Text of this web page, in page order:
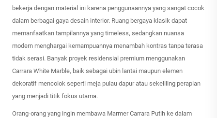
bekerja dengan material ini karena penggunaannya yang sangat cocok
dalam berbagai gaya desain interior. Ruang bergaya klasik dapat
memanfaatkan tampilannya yang timeless, sedangkan nuansa
modern menghargai kemampuannya menambah kontras tanpa terasa
tidak serasi. Banyak proyek residensial premium menggunakan
Carrara White Marble, baik sebagai ubin lantai maupun elemen
dekoratif mencolok seperti meja pulau dapur atau sekeliling perapian
yang menjadi titik fokus utama.
Orang-orang yang ingin membawa Marmer Carrara Putih ke dalam